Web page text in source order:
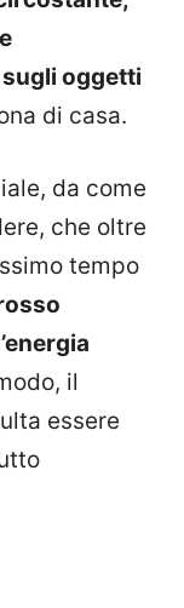
oggetti
di casa.
da come
che oltre
tempo
il
essere